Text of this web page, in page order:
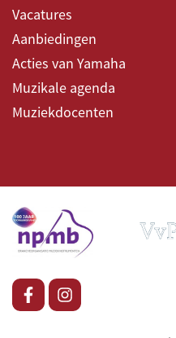
Vacatures
Aanbiedingen
Acties van Yamaha
Muzikale agenda
Muziekdocenten